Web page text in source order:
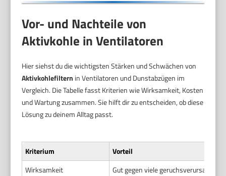
Vor- und Nachteile von
Aktivkohle in Ventilatoren
Hier siehst du die wichtigsten Stärken und Schwächen von
Aktivkohlefiltern in Ventilatoren und Dunstabzügen im
Vergleich. Die Tabelle fasst Kriterien wie Wirksamkeit, Kosten
und Wartung zusammen. Sie hilft dir zu entscheiden, ob diese
Lösung zu deinem Alltag passt.
Kriterium
Vorteil
Wirksamkeit
Gut gegen viele